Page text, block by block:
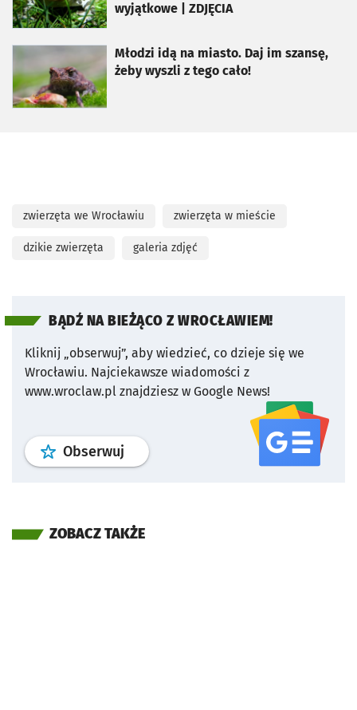
wyjątkowe | ZDJĘCIA
Młodzi idą na miasto. Daj im szansę,
żeby wyszli z tego cało!
otworzy się w nowej karcie
zwierzęta we Wrocławiu zwierzęta w mieście
dzikie zwierzęta galeria zdjęć
BĄDŹ NA BIEŻĄCO Z WROCŁAWIEM!
Kliknij „obserwuj”, aby wiedzieć, co dzieje się we
Wrocławiu. Najciekawsze wiadomości z
www.wroclaw.pl znajdziesz w Google News!
Obserwuj profil serwisu
ZOBACZ TAKŻE